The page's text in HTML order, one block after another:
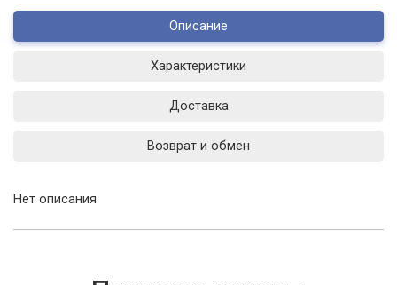
Описание
Характеристики
Доставка
Возврат и обмен
Нет описания